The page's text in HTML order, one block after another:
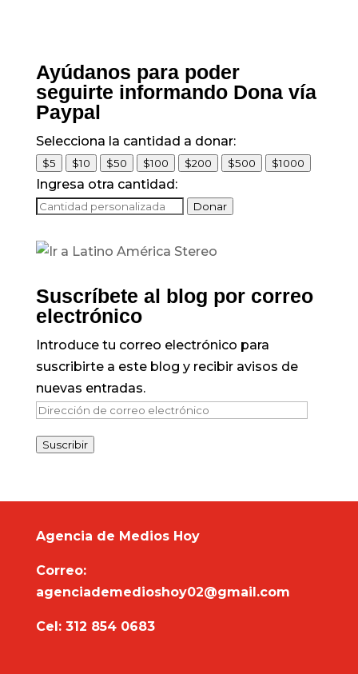
Ayúdanos para poder
seguirte informando Dona vía
Paypal
Selecciona la cantidad a donar:
$5 $10 $50 $100 $200 $500 $1000
Ingresa otra cantidad:
Donar
Suscríbete al blog por correo
electrónico
Introduce tu correo electrónico para
suscribirte a este blog y recibir avisos de
nuevas entradas.
Dirección
correo
Suscribir
Agencia de Medios Hoy
Correo:
agenciademedioshoy02@gmail.com
Cel: 312 854 0683